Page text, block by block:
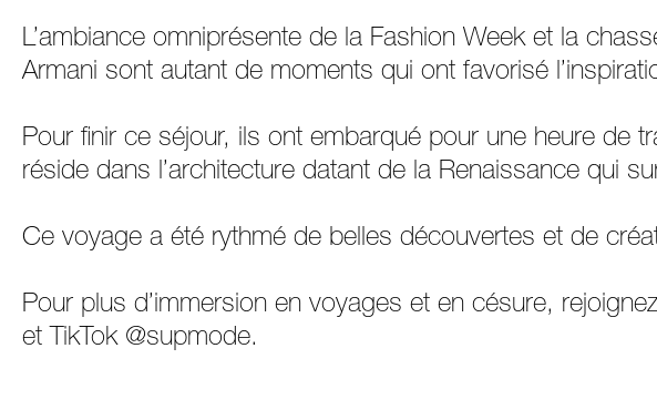
L’ambiance omniprésente de la Fashion Week et la
Armani sont autant de moments qui ont favorisé
Pour finir ce séjour, ils ont embarqué pour une heure de
réside dans l’architecture datant de la Renaissance qui
Ce voyage a été rythmé de belles découvertes et de
Pour plus d’immersion en voyages et en césure,
et TikTok @supmode.